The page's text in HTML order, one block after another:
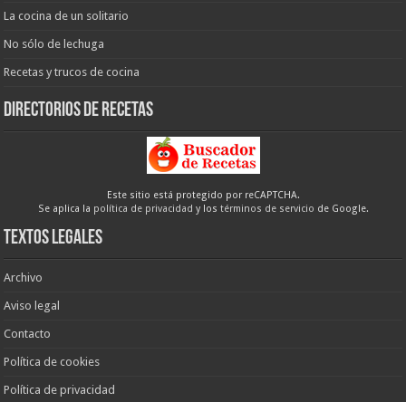
La cocina de un solitario
No sólo de lechuga
Recetas y trucos de cocina
Directorios de recetas
Este sitio está protegido por reCAPTCHA.
Se aplica la política de privacidad y los términos de servicio de Google.
Textos legales
Archivo
Aviso legal
Contacto
Política de cookies
Política de privacidad